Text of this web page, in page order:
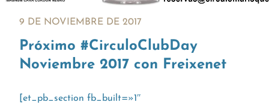
9 DE NOVIEMBRE DE 2017
Próximo #CirculoClubDay
Noviembre 2017 con Freixenet
[et_pb_section fb_built=»1″